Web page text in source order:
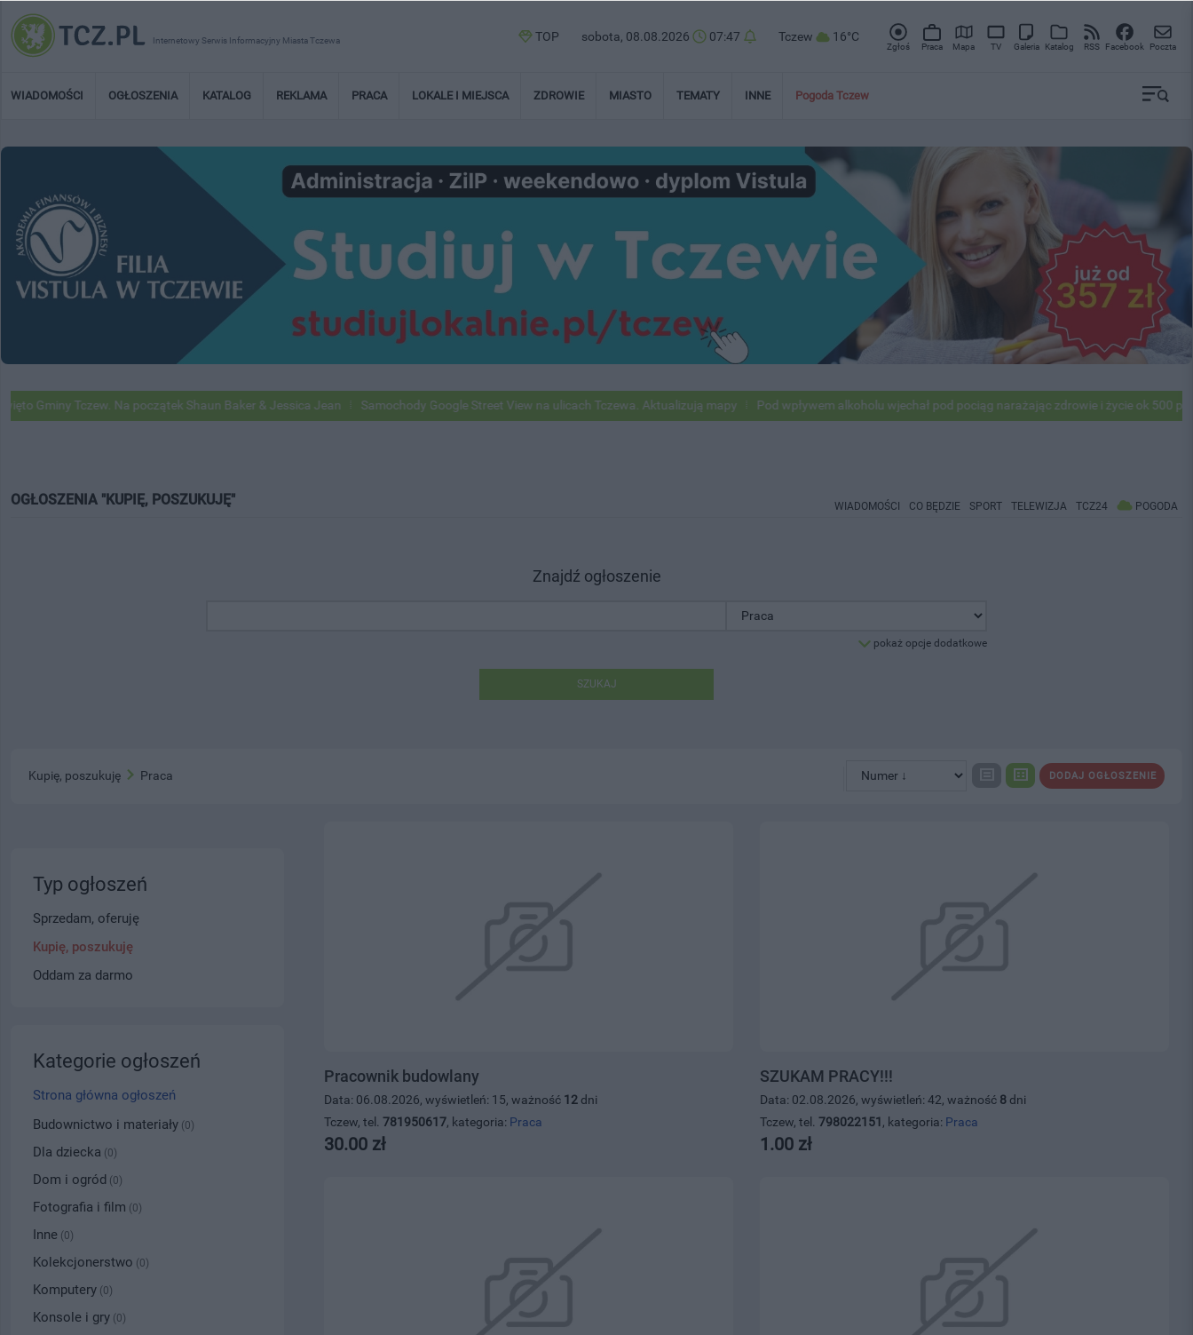
Internetowy Serwis Informacyjny Miasta Tczewa TOP sobota, 08.08.2026 07:47 Tczew 16°C
Zgłoś Praca Mapa TV Galeria Katalog RSS Facebook Poczta
WIADOMOŚCI OGŁOSZENIA KATALOG REKLAMA PRACA LOKALE I MIEJSCA ZDROWIE MIASTO TEMATY INNE Pogoda Tczew
Tczew. Na początek Shaun Baker & Jessica Jean Samochody Google Street View na ulicach Tczewa. Aktualizują mapy Pod wpływem alkoholu wjechał pod pociąg narażając zdrowie i życie ok 500
OGŁOSZENIA "KUPIĘ, POSZUKUJĘ" WIADOMOŚCI CO BĘDZIE SPORT TELEWIZJA TCZ24 POGODA
Znajdź ogłoszenie
pokaż opcje dodatkowe
SZUKAJ
DODAJ OGŁOSZENIE
Kupię, poszukuję Praca
Pracownik budowlany
Data: 06.08.2026, wyświetleń: 15, ważność 12dni
Tczew, tel. 781950617, kategoria: Praca
30.00 zł
SZUKAM PRACY!!!
Data: 02.08.2026, wyświetleń: 42, ważność 8dni
Tczew, tel. 798022151 , kategoria: Praca
1.00 zł
Typ ogłoszeń
Sprzedam, oferuję
Kupię, poszukuję
Oddam za darmo
Kategorie ogłoszeń
Strona główna ogłoszeń
Budownictwo i materiały (0)
Dla dziecka (0)
Dom i ogród (0)
Fotografia i film (0)
Inne (0)
Kolekcjonerstwo (0)
Komputery (0)
Konsole i gry (0)